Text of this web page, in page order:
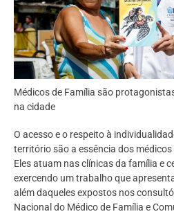
Médicos de Família são
na cidade
O acesso e o respeito à
território são a essência dos
Eles atuam nas clínicas da família e
exercendo um trabalho que
além daqueles expostos nos
Nacional do Médico de Família e